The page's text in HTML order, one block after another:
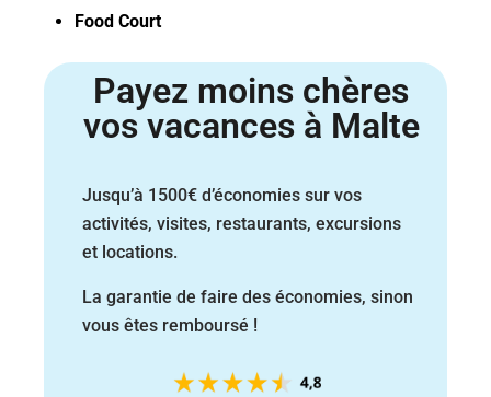
Food Court
Payez moins chères
vos vacances à Malte
Jusqu’à 1500€ d’économies sur vos
activités, visites, restaurants, excursions
et locations.
La garantie de faire des économies, sinon
vous êtes remboursé !